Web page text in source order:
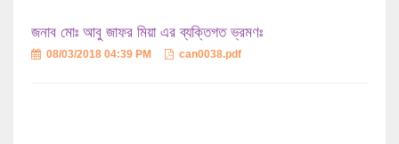
জনাব মোঃ আবু জাফর মিয়া এর ব্যক্তিগত ভ্রমণঃ
08/03/2018 04:39 PM can0038.pdf